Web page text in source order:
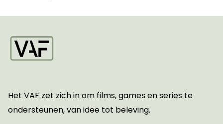
Het VAF zet zich in om films, games en series te
ondersteunen, van idee tot beleving.